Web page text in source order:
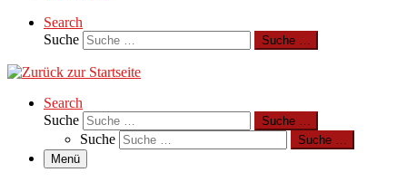
Search
Suche
Suche …
Search
Suche
Suche …
Suche
Suche …
Menü